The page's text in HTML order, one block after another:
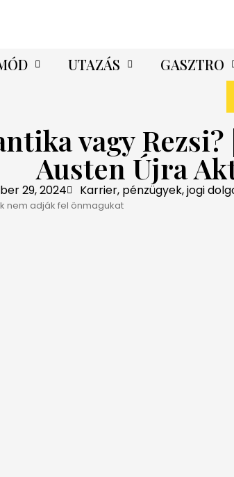
UTAZÁS GASZTRO
vagy Rezsi?
Austen Újra
29, 2024 Karrier, pénzügyek, jogi
nem adják fel önmagukat